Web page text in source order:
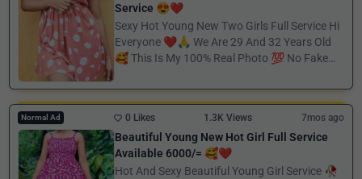
Service 😍❤️
Sexy Hot Young New Two Girls Full Service Hi
Everyone ❤️🙏 We Are 29 And 32 Years Old
🥰 This Is My 100% Real Photo 💯 No Fake
Normal Ad 0 Likes 1.3K Views 7mos ago
Beautiful Young New Hot Girl Full Service
Available 6000/= 🥰❤️
Hot And Sexy Beautiful Young Girl Service 🥀